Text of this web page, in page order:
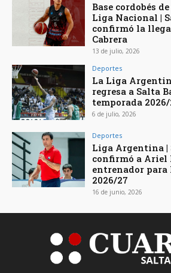
Base cordobés
Liga Nacional |
confirmó la
Cabrera
13 de julio, 2026
Deportes
La Liga
regresa a Salta
temporada 2026/
6 de julio, 2026
Deportes
Liga Argentina |
confirmó a Ariel
entrenador para
2026/27
16 de junio, 2026